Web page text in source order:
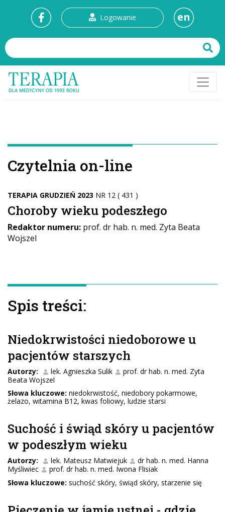
Logowanie en
Czytelnia on-line
TERAPIA GRUDZIEŃ 2023 NR 12 ( 431 )
Choroby wieku podeszłego
Redaktor numeru: prof. dr hab. n. med. Zyta Beata
Wojszel
Spis treści:
Niedokrwistości niedoborowe u
pacjentów starszych
Autorzy: lek. Agnieszka Sulik
prof. dr hab. n. med. Zyta
Beata Wojszel
Słowa kluczowe: niedokrwistość, niedobory pokarmowe,
żelazo, witamina B12, kwas foliowy, ludzie starsi
Suchość i świąd skóry u pacjentów
w podeszłym wieku
Autorzy: lek. Mateusz Matwiejuk
dr hab. n. med. Hanna
Myśliwiec
prof. dr hab. n. med. Iwona Flisiak
Słowa kluczowe: suchość skóry, świąd skóry, starzenie się